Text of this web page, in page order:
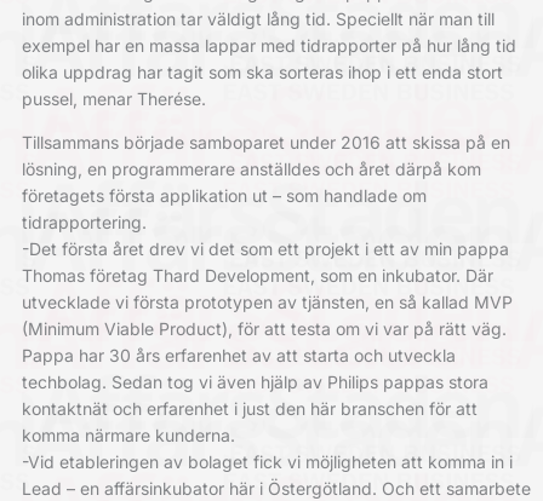
inom administration tar väldigt lång tid. Speciellt när man till
exempel har en massa lappar med tidrapporter på hur lång tid
olika uppdrag har tagit som ska sorteras ihop i ett enda stort
pussel, menar Therése.
Tillsammans började samboparet under 2016 att skissa på en
lösning, en programmerare anställdes och året därpå kom
företagets första applikation ut – som handlade om
tidrapportering.
-Det första året drev vi det som ett projekt i ett av min pappa
Thomas företag Thard Development, som en inkubator. Där
utvecklade vi första prototypen av tjänsten, en så kallad MVP
(Minimum Viable Product), för att testa om vi var på rätt väg.
Pappa har 30 års erfarenhet av att starta och utveckla
techbolag. Sedan tog vi även hjälp av Philips pappas stora
kontaktnät och erfarenhet i just den här branschen för att
komma närmare kunderna.
-Vid etableringen av bolaget fick vi möjligheten att komma in i
Lead – en affärsinkubator här i Östergötland. Och ett samarbete